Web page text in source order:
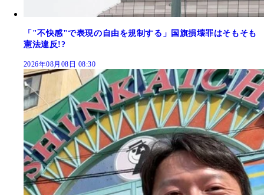
「"不快感"で表現の自由を規制する」国旗損壊罪はそもそも
憲法違反!?
2026年08月08日 08:30